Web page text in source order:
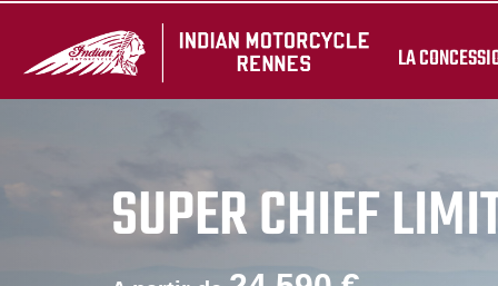
LA
SUPER CHIEF